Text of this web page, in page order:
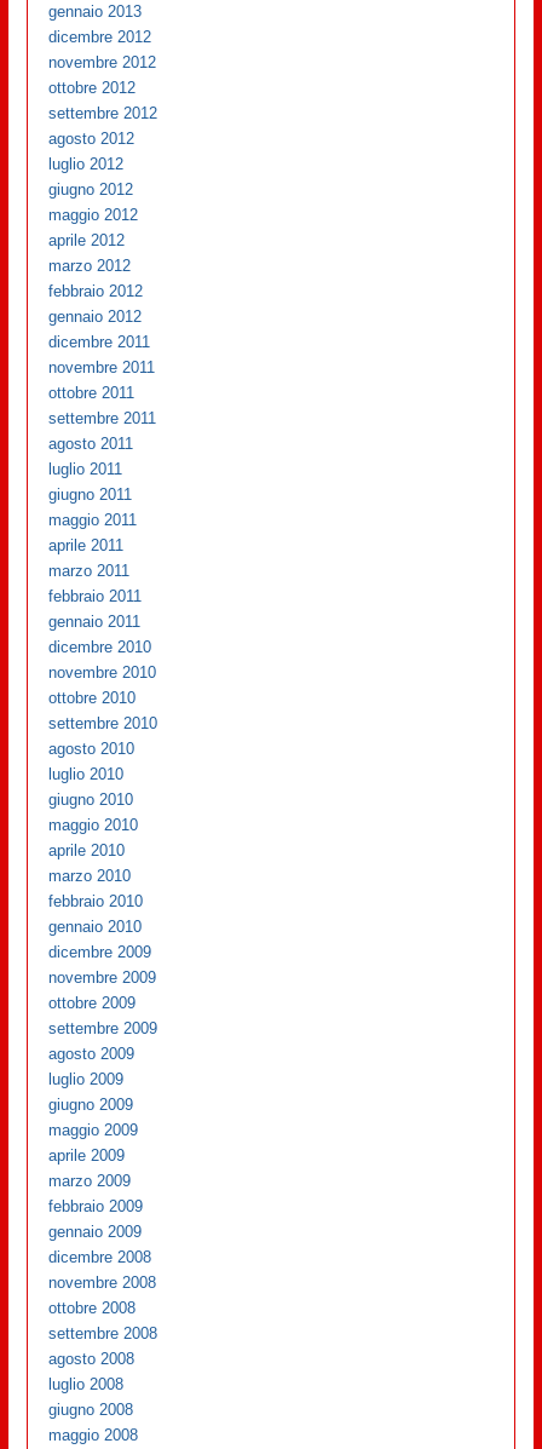
gennaio 2013
dicembre 2012
novembre 2012
ottobre 2012
settembre 2012
agosto 2012
luglio 2012
giugno 2012
maggio 2012
aprile 2012
marzo 2012
febbraio 2012
gennaio 2012
dicembre 2011
novembre 2011
ottobre 2011
settembre 2011
agosto 2011
luglio 2011
giugno 2011
maggio 2011
aprile 2011
marzo 2011
febbraio 2011
gennaio 2011
dicembre 2010
novembre 2010
ottobre 2010
settembre 2010
agosto 2010
luglio 2010
giugno 2010
maggio 2010
aprile 2010
marzo 2010
febbraio 2010
gennaio 2010
dicembre 2009
novembre 2009
ottobre 2009
settembre 2009
agosto 2009
luglio 2009
giugno 2009
maggio 2009
aprile 2009
marzo 2009
febbraio 2009
gennaio 2009
dicembre 2008
novembre 2008
ottobre 2008
settembre 2008
agosto 2008
luglio 2008
giugno 2008
maggio 2008